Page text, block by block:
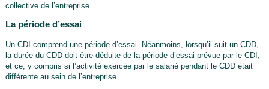
collective de l’entreprise.
La période d’essai
Un CDI comprend une période d’essai. Néanmoins, lorsqu’il suit un CDD,
la durée du CDD doit être déduite de la période d’essai prévue par le CDI,
et ce, y compris si l’activité exercée par le salarié pendant le CDD était
différente au sein de l’entreprise.